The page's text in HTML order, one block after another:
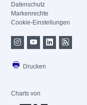
Datenschutz
Markenrechte
Cookie-Einstellungen
Drucken
Charts von